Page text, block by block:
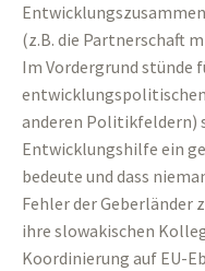
(z.B. die Partnerschaft
Im Vordergrund stünde
anderen Politikfeldern)
Entwicklungshilfe ein
bedeute und dass
Fehler der Geberländer
ihre slowakischen
Koordinierung auf EU-